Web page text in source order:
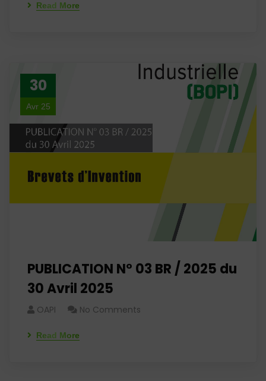
Read More
30
Avr 25
PUBLICATION N° 03 BR / 2025 du
30 Avril 2025
OAPI No Comments
Read More